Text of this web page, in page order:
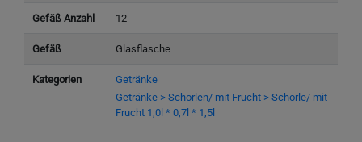
Gefäß Anzahl 12
Gefäß Glasflasche
Kategorien
Getränke
Getränke > Schorlen/ mit Frucht > Schorle/ mit
Frucht 1,0l * 0,7l * 1,5l